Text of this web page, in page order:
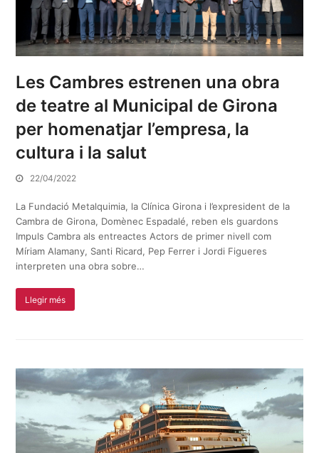
Les Cambres estrenen una obra
de teatre al Municipal de Girona
per homenatjar l’empresa, la
cultura i la salut
22/04/2022
La Fundació Metalquimia, la Clínica Girona i l’expresident de la
Cambra de Girona, Domènec Espadalé, reben els guardons
Impuls Cambra als entreactes Actors de primer nivell com
Míriam Alamany, Santi Ricard, Pep Ferrer i Jordi Figueres
interpreten una obra sobre…
Llegir més